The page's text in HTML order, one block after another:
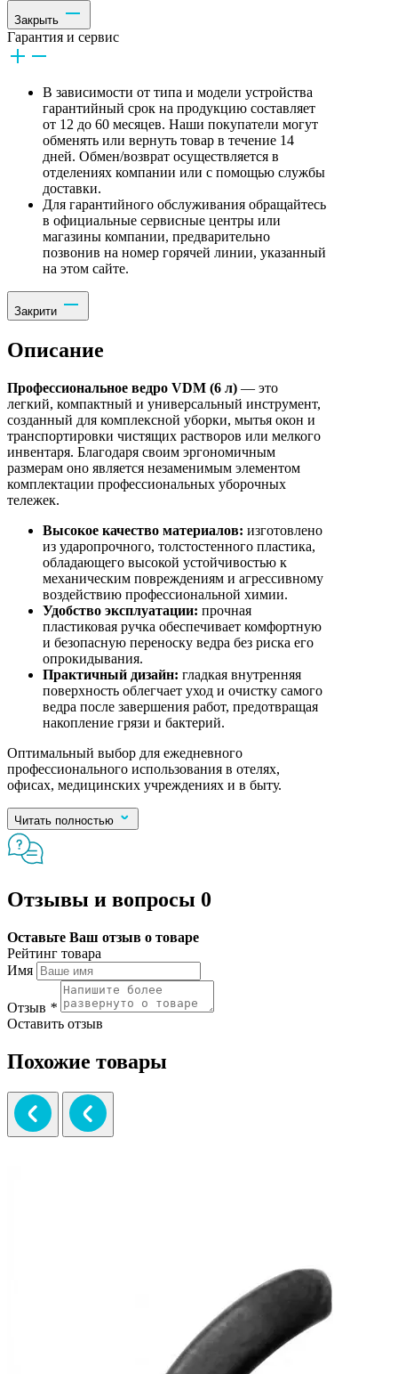
Закрыть
Гарантия и сервис
В зависимости от типа и модели устройства
гарантийный срок на продукцию составляет
от 12 до 60 месяцев. Наши покупатели могут
обменять или вернуть товар в течение 14
дней. Обмен/возврат осуществляется в
отделениях компании или с помощью службы
доставки.
Для гарантийного обслуживания обращайтесь
в официальные сервисные центры или
магазины компании, предварительно
позвонив на номер горячей линии, указанный
на этом сайте.
Закрити
Описание
Профессиональное ведро VDM (6 л) — это
легкий, компактный и универсальный инструмент,
созданный для комплексной уборки, мытья окон и
транспортировки чистящих растворов или мелкого
инвентаря. Благодаря своим эргономичным
размерам оно является незаменимым элементом
комплектации профессиональных уборочных
тележек.
Высокое качество материалов: изготовлено
из ударопрочного, толстостенного пластика,
обладающего высокой устойчивостью к
механическим повреждениям и агрессивному
воздействию профессиональной химии.
Удобство эксплуатации: прочная
пластиковая ручка обеспечивает комфортную
и безопасную переноску ведра без риска его
опрокидывания.
Практичный дизайн: гладкая внутренняя
поверхность облегчает уход и очистку самого
ведра после завершения работ, предотвращая
накопление грязи и бактерий.
Оптимальный выбор для ежедневного
профессионального использования в отелях,
офисах, медицинских учреждениях и в быту.
Читать полностью
Отзывы и вопросы 0
Оставьте Ваш отзыв о товаре
Рейтинг товара
Имя
Отзыв *
Оставить отзыв
Похожие товары